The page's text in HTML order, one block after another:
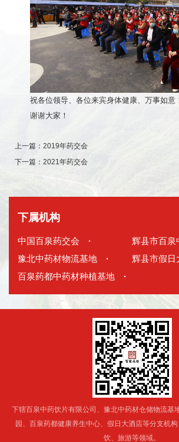
祝各位领导、各位来宾身体健康、万事如意
谢谢大家！
上一篇： 2019年药交会
下一篇： 2021年药交会
下属机构
中国百泉药交会 ·
辉县市百泉
司
·
豫北中药材物流基地 · 辉县市假日
百泉药都中药材种植基地
·
下辖百泉中药饮片有限公司、豫北中药材仓储物流基
园、百泉药都健康养生中心、假日大酒店等分支机
饮、旅游等领域。